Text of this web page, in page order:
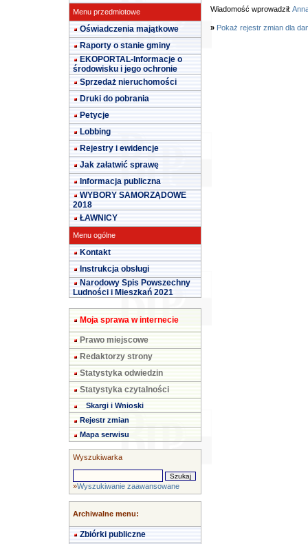
Menu przedmiotowe
Oświadczenia majątkowe
Raporty o stanie gminy
EKOPORTAL-Informacje o
środowisku i jego ochronie
Sprzedaż nieruchomości
Druki do pobrania
Petycje
Lobbing
Rejestry i ewidencje
Jak załatwić sprawę
Informacja publiczna
WYBORY SAMORZĄDOWE
2018
ŁAWNICY
Menu ogólne
Kontakt
Instrukcja obsługi
Narodowy Spis Powszechny
Ludności i Mieszkań 2021
Moja sprawa w internecie
Prawo miejscowe
Redaktorzy strony
Statystyka odwiedzin
Statystyka czytalności
Skargi i Wnioski
Rejestr zmian
Mapa serwisu
Wyszukiwarka
»Wyszukiwanie zaawansowane
Archiwalne menu:
Zbiórki publiczne
Wiadomość wprowadził:
» Pokaż rejestr zmian dla